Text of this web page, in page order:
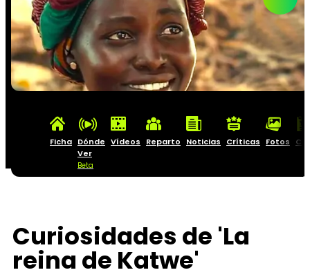
Ficha Dónde
Ver
Beta
Vídeos Reparto Noticias Críticas Fotos
Curiosidades de 'La
reina de Katwe'